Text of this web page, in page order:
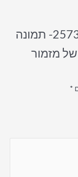
היה הראשון לכתוב סקירה “2573- תמונה
מזמור
*